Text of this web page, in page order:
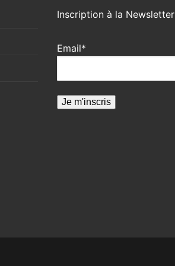
Inscription à la Newsletter
Email*